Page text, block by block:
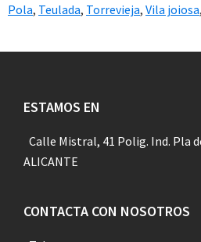
Pola, Teulada, Torrevieja, Vila joiosa,
Footer
ESTAMOS EN
Calle Mistral, 41 Polig. Ind. Pla
ALICANTE
CONTACTA CON NOSOTROS